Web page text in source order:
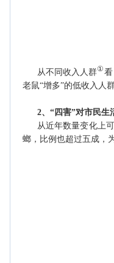
从不同收入人群①
老鼠“增多”的低收入人
2、“四害”对市民生
从近年数量变化上
螂，比例也超过五成，